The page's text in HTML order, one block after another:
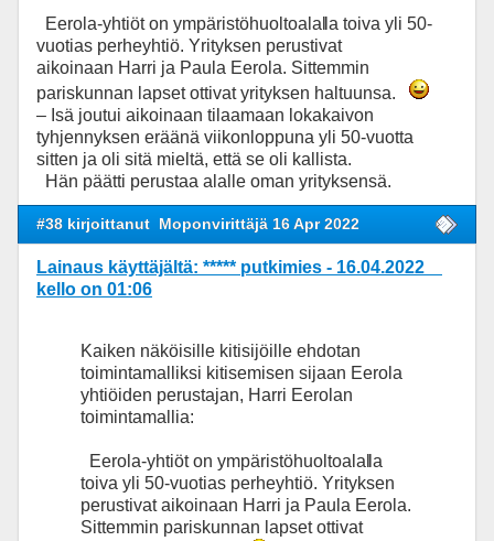
Eerola-yhtiöt on ympäristöhuoltoalal la toiva yli 50-
vuotias perheyhtiö. Yrityksen perustivat
aikoinaan Harri ja Paula Eerola. Sittemmin
pariskunnan lapset ottivat yrityksen haltuunsa.
– Isä joutui aikoinaan tilaamaan lokakaivon
tyhjennyksen eräänä viikonloppuna yli 50-vuotta
sitten ja oli sitä mieltä, että se oli kallista.
Hän päätti perustaa alalle oman yrityksensä.
#38 kirjoittanut Moponvirittäjä 16 Apr 2022
Lainaus käyttäjältä: ***** putkimies - 16.04.2022
kello on 01:06
Kaiken näköisille kitisijöille ehdotan
toimintamalliksi kitisemisen sijaan Eerola
yhtiöiden perustajan, Harri Eerolan
toimintamallia:
Eerola-yhtiöt on ympäristöhuoltoalal la
toiva yli 50-vuotias perheyhtiö. Yrityksen
perustivat aikoinaan Harri ja Paula Eerola.
Sittemmin pariskunnan lapset ottivat